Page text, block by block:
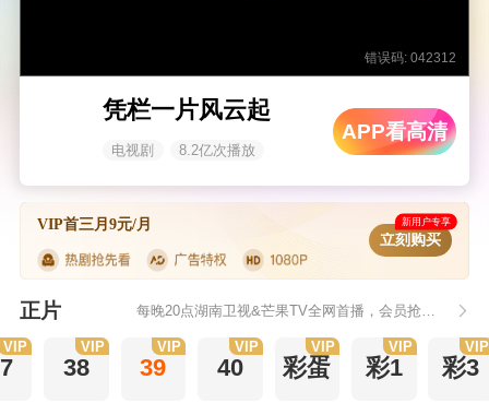
错误码: 042312
凭栏一片风云起
电视剧 8.2亿次播放
APP看高清
VIP首三月9元/月 新用户专享
立刻购买
正片 每晚20点湖南卫视&芒果TV全网首播，会员抢先看6集
VIP
38
VIP
39
VIP
40
VIP
彩蛋
VIP
彩1
VIP
彩3
VIP